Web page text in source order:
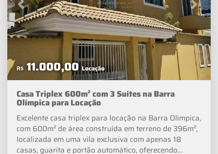
Previous Next
Casa Triplex 600m² com 3 Suítes na Barra
Olímpica para Locação
Excelente casa triplex para locação na Barra Olímpica,
com 600m² de área construída em terreno de 396m²,
localizada em uma vila exclusiva com apenas 18
casas, guarita e portão automático, oferecendo
R$ 11.000,00Locação